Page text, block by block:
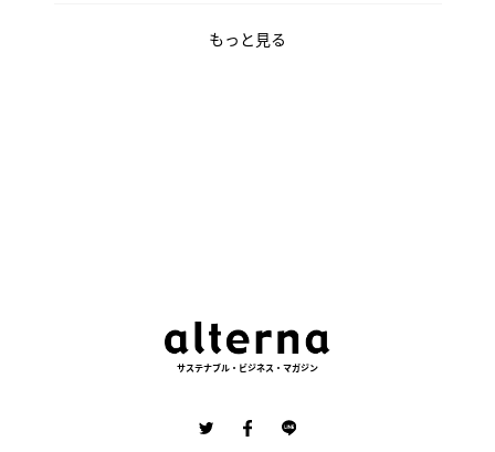
もっと見る
サステナブル・ビジネス・マガジン